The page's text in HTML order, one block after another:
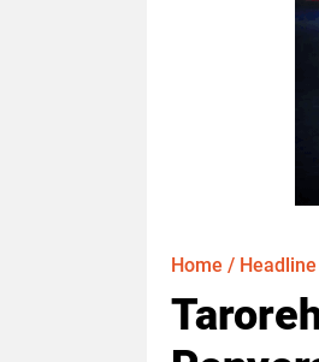
Home / Headline